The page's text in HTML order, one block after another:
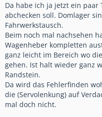
Da habe ich ja jetzt ein paar
abchecken soll. Domlager
Fahrwerkstausch.
Beim noch mal nachsehen
Wagenheber kompletten
ganz leicht im Bereich wo
gehen. Ist halt wieder ganz
Randstein.
Da wird das Fehlerfinden
die (Servolenkung) auf
mal doch nicht.